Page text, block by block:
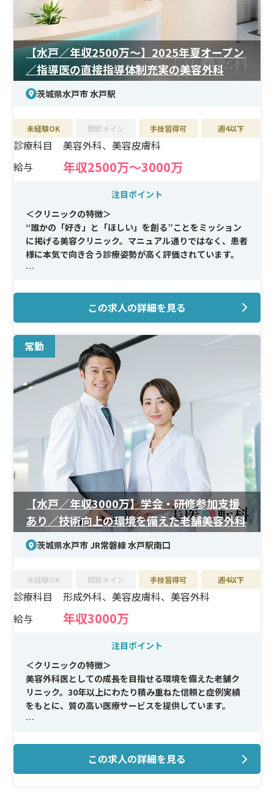
【水戸／年収2500万〜】2025年夏オープン
／指導医の直接指導体制充実の美容外科
茨城県水戸市 水戸駅
未経験OK 問診メイン 手技習得可 週4以下
診療科目
美容外科、美容皮膚科
給与
年収2500万〜3000万
注目ポイント
＜クリニックの特徴＞
“誰かの「好き」と「ほしい」を創る”ことをミッション
に掲げる美容クリニック。マニュアル通りではなく、患者
様に本気で向き合う診療姿勢が高く評価されています。
美容外科では目元・フェイスラインの施術を中心に、皮
膚科ではHIFU・RFなどの機器施術。
＜研修制度＞
形成外科医によるOPE指導、外部講習会や学会費用の全
額支援など、学びを惜しまないカルチャーが根付いていま
す。
経験・希望に応じて柔軟に勤務条件を設定。時短や週3勤
務のご相談も可能。
この求人の詳細を見る
常勤
【水戸／年収3000万】学会・研修参加支援
あり／技術向上の環境を備えた老舗美容外科
茨城県水戸市 JR常磐線 水戸駅南口
未経験OK 問診メイン 手技習得可 週4以下
診療科目
形成外科、美容皮膚科、美容外科
給与
年収3000万
注目ポイント
＜クリニックの特徴＞
美容外科医としての成長を目指せる環境を備えた老舗ク
リニック。30年以上にわたり積み重ねた信頼と症例実績
をもとに、質の高い医療サービスを提供しています。
二重・目元形成、鼻形成、輪郭形成、フェイスリフト、
脂肪吸引など、美容外科全般の施術に幅広く対応。多彩な
症例経験を積むことができます。
この求人の詳細を見る